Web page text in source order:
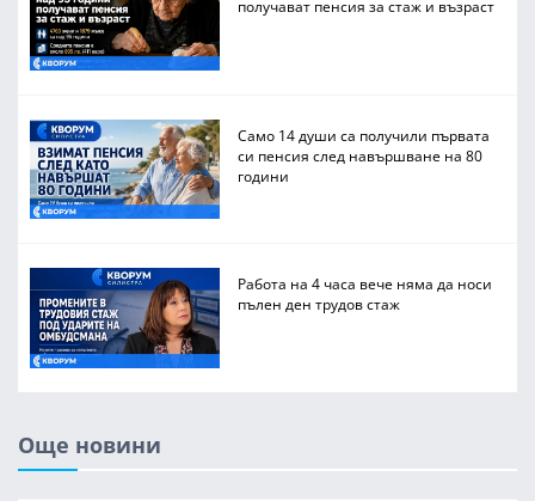
получават пенсия за стаж и възраст
Само 14 души са получили първата
си пенсия след навършване на 80
години
Работа на 4 часа вече няма да носи
пълен ден трудов стаж
Още новини